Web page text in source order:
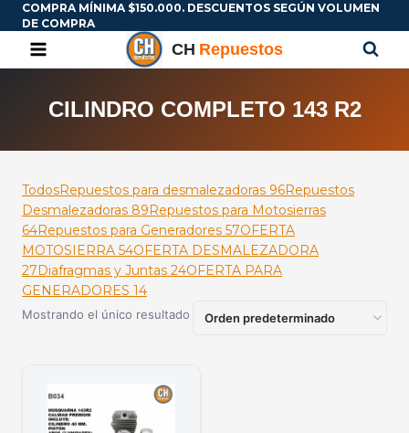
COMPRA MÍNIMA $150.000. DESCUENTOS SEGÚN VOLUMEN
DE COMPRA
CILINDRO COMPLETO 143 R2
TodosRepuestos para desmalezadoras 96Repuestos
Desmalezadoras 89Repuestos para Motosierras
64Repuestos para Generadores 57OFERTA
MOTOSIERRA 54OFERTA DESMALEZADORA
27Diafragmas y Juntas 24OFERTA PARA
GENERADORES 14
Mostrando el único resultado